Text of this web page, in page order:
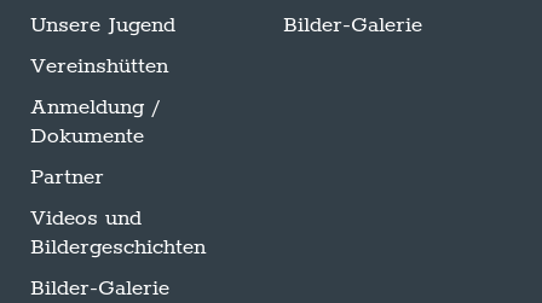
Unsere Jugend
Vereinshütten
Anmeldung /
Dokumente
Partner
Videos und
Bildergeschichten
Bilder-Galerie
Bilder-Galerie